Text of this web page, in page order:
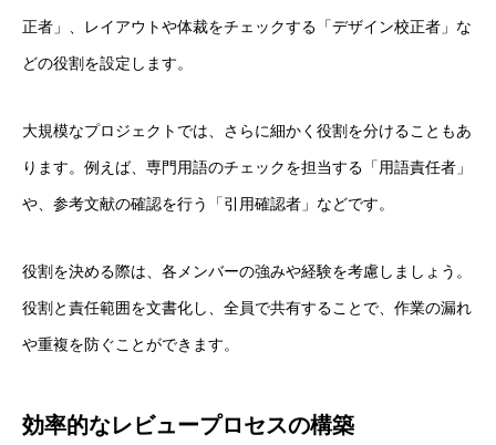
正者」、レイアウトや体裁をチェックする「デザイン校正者」な
どの役割を設定します。
大規模なプロジェクトでは、さらに細かく役割を分けることもあ
ります。例えば、専門用語のチェックを担当する「用語責任者」
や、参考文献の確認を行う「引用確認者」などです。
役割を決める際は、各メンバーの強みや経験を考慮しましょう。
役割と責任範囲を文書化し、全員で共有することで、作業の漏れ
や重複を防ぐことができます。
効率的なレビュープロセスの構築